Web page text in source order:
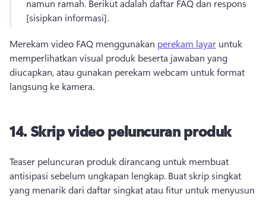
namun ramah. Berikut adalah daftar FAQ dan respons
[sisipkan informasi].
Merekam video FAQ menggunakan perekam layar untuk
memperlihatkan visual produk beserta jawaban yang
diucapkan, atau gunakan perekam webcam untuk format
langsung ke kamera.
14.Skrip video peluncuran produk
Teaser peluncuran produk dirancang untuk membuat
antisipasi sebelum ungkapan lengkap. Buat skrip singkat
yang menarik dari daftar singkat atau fitur untuk menyusun